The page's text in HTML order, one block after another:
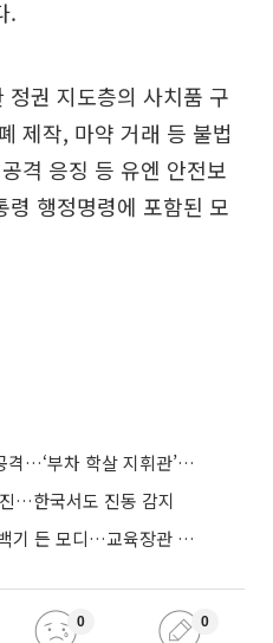
.
정권 지도층의 사치품 구
제작, 마약 거래 등 불법
격 응징 등 유엔 안전보
령 행정명령에 포함된 모
러 모스크바 고급식당 폭탄 공격…‘부차 학살 지휘관’ 노렸나
…한국서도 진동 감지
인도 ‘바퀴벌레당’ 청년들에 백기 든 모디…교육장관 사퇴
0 0